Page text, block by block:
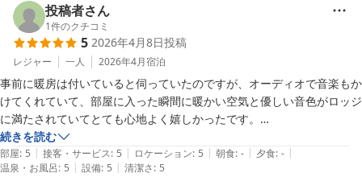
態を何回もチェックしています。そのように感じていただけてスタ
ッフ一同本当に嬉しいです。これからもお客様の別荘感覚でご利用
いただけたら幸いです。またのご宿泊心より歓迎申し上げます。
カナディアンログコテージＴＡＫＩＴＡＲＯ
2026-05-08
投稿者さん
1件のクチコミ
5 2026年4月8日投稿
レジャー 一人 2026年4月宿泊
事前に暖房は付いていると伺っていたのですが、オーディオで音楽もか
けてくれていて、部屋に入った瞬間に暖かい空気と優しい音色がロッジ
に満たされていてとても心地よく嬉しかったです。
掃除が本当に行き届いていて終始気持ちよく過ごすことができました。
広い部屋なのに清掃面で気になる箇所がひとつもなく驚きました。
温泉もとても気持ちよかったです。
続きを読む
部屋: 5 | 接客・サービス: 5 | ロケーション: 5 | 朝食: - | 夕食: - |
温泉・お風呂: 5 | 設備: 5 | 清潔さ: 5